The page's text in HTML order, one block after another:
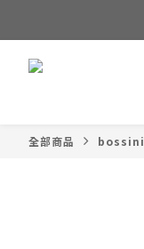
全部商品